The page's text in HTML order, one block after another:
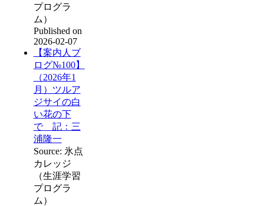
プログラ
ム）
Published on
2026-02-07
【案内人ブ
ログ№100】
（2026年1
月）ツルア
ジサイの白
い花の下
で 記：三
浦隆一
Source: 氷点
カレッジ
（生涯学習
プログラ
ム）